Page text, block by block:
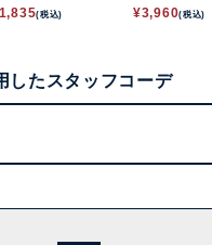
ンピース
1,835(税込)
ピース
¥3,960(税込)
したスタッフコーデ